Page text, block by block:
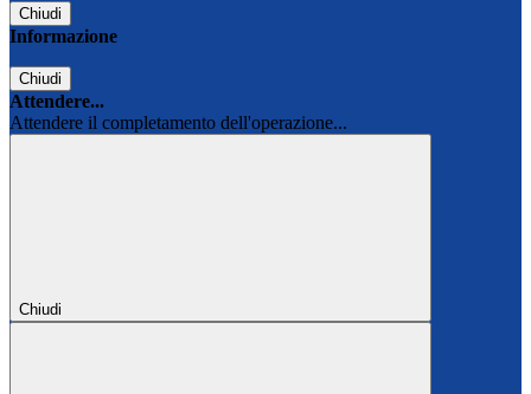
Chiudi
Informazione
Chiudi
Attendere...
Attendere il completamento dell'operazione...
Chiudi